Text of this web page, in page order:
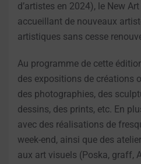
d’artistes en 2024), le New
accueillant de nouveaux
artistiques sans cesse
Au programme de cette
des expositions de créations
des photographies, des
dessins, des prints, etc. En
avec des réalisations de
week-end, ainsi que des
aux art visuels (Poska, graff,